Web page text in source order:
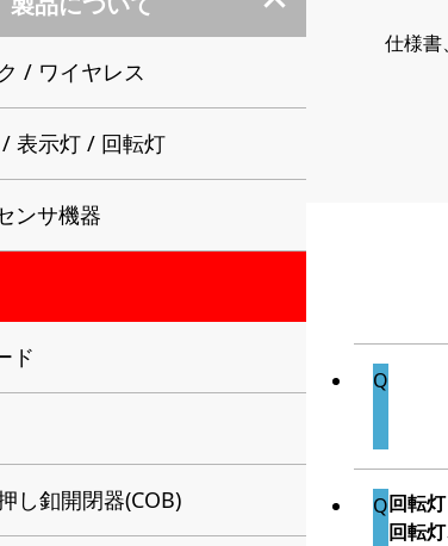
仕様書
回転
回転
/ ワイヤレス
表示灯 / 回転灯
ンサ機器
ド
し釦開閉器(COB)